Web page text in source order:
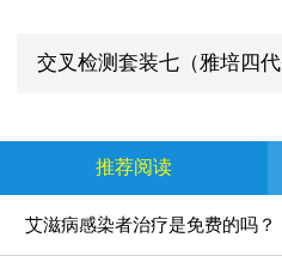
交叉检测套装七（雅培四
推荐阅读
艾滋病感染者治疗是免费的吗？